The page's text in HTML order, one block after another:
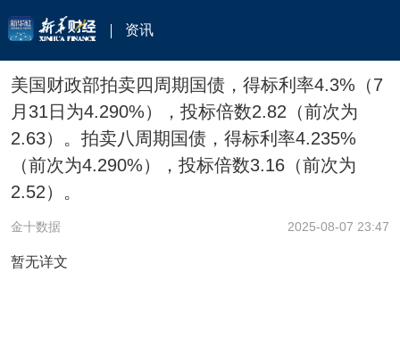
资讯
美国财政部拍卖四周期国债，得标利率4.3%（7
月31日为4.290%），投标倍数2.82（前次为
2.63）。拍卖八周期国债，得标利率4.235%
（前次为4.290%），投标倍数3.16（前次为
2.52）。
金十数据 2025-08-07 23:47
暂无详文